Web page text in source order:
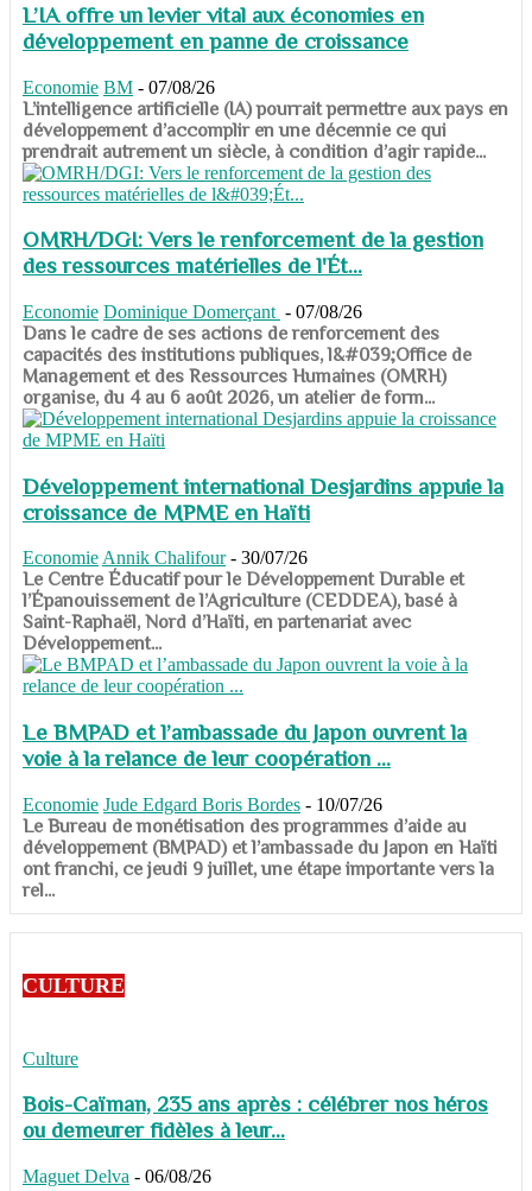
L’IA offre un levier vital aux économies en
développement en panne de croissance
Economie BM - 07/08/26
​​​​​​​L’intelligence artificielle (IA) pourrait permettre aux pays en
développement d’accomplir en une décennie ce qui
prendrait autrement un siècle, à condition d’agir rapide...
OMRH/DGI: Vers le renforcement de la gestion
des ressources matérielles de l'Ét...
Economie Dominique Domerçant - 07/08/26
Dans le cadre de ses actions de renforcement des
capacités des institutions publiques, l&#039;Office de
Management et des Ressources Humaines (OMRH)
organise, du 4 au 6 août 2026, un atelier de form...
Développement international Desjardins appuie la
croissance de MPME en Haïti
Economie Annik Chalifour - 30/07/26
​​​​​​​Le Centre Éducatif pour le Développement Durable et
l’Épanouissement de l’Agriculture (CEDDEA), basé à
Saint-Raphaël, Nord d’Haïti, en partenariat avec
Développement...
Le BMPAD et l’ambassade du Japon ouvrent la
voie à la relance de leur coopération ...
Economie Jude Edgard Boris Bordes - 10/07/26
​​​​​​​Le Bureau de monétisation des programmes d’aide au
développement (BMPAD) et l’ambassade du Japon en Haïti
ont franchi, ce jeudi 9 juillet, une étape importante vers la
rel...
CULTURE
Culture
Bois-Caïman, 235 ans après : célébrer nos héros
ou demeurer fidèles à leur...
Maguet Delva - 06/08/26